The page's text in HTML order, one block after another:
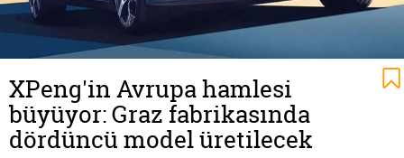
XPeng'in Avrupa hamlesi
büyüyor: Graz fabrikasında
dördüncü model üretilecek